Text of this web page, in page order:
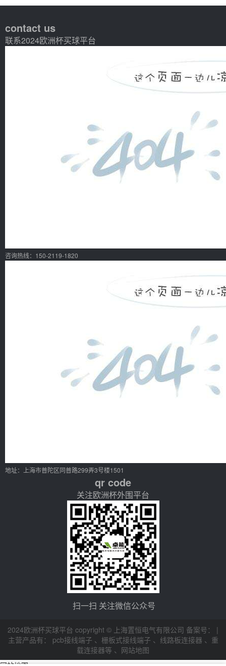
contact us
联系2024欧洲杯买球平台
咨询热线：150-2119-1820
地址：上海市普陀区同普路299弄3号楼1501
qr code
关注欧洲杯外围平台
扫一扫 关注微信公众号
2024欧洲杯买球平台 copyright © 上海置恒电气有限公司 备案号： |
主营产品有： pcb接线端子 、 栅板式接线端子 、 线路板连接器 、 重
载连接器等 、 网站地图